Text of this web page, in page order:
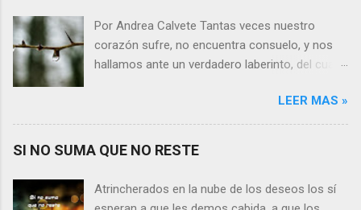
Por Andrea Calvete Tantas veces nuestro
corazón sufre, no encuentra consuelo, y nos
hallamos ante un verdadero laberinto, del cual
razones pierden el sentido, y las respuestas se
alejan tan distantes que no alcanzamos a
nuestras lágrimas?, quizás quien esté
LEER MAS »
SI NO SUMA QUE NO RESTE
Atrincherados en la nube de los deseos los sí